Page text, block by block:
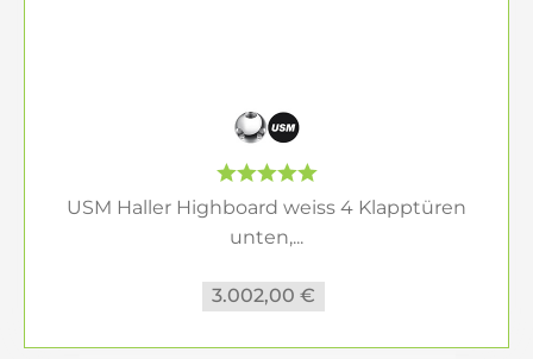
USM Haller Highboard weiss 4 Klapptüren
unten,...
3.002,00 €